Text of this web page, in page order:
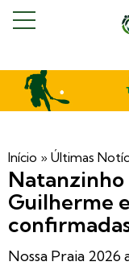
Início » Últimas
Natanzinho
Guilherme
Nossa Praia